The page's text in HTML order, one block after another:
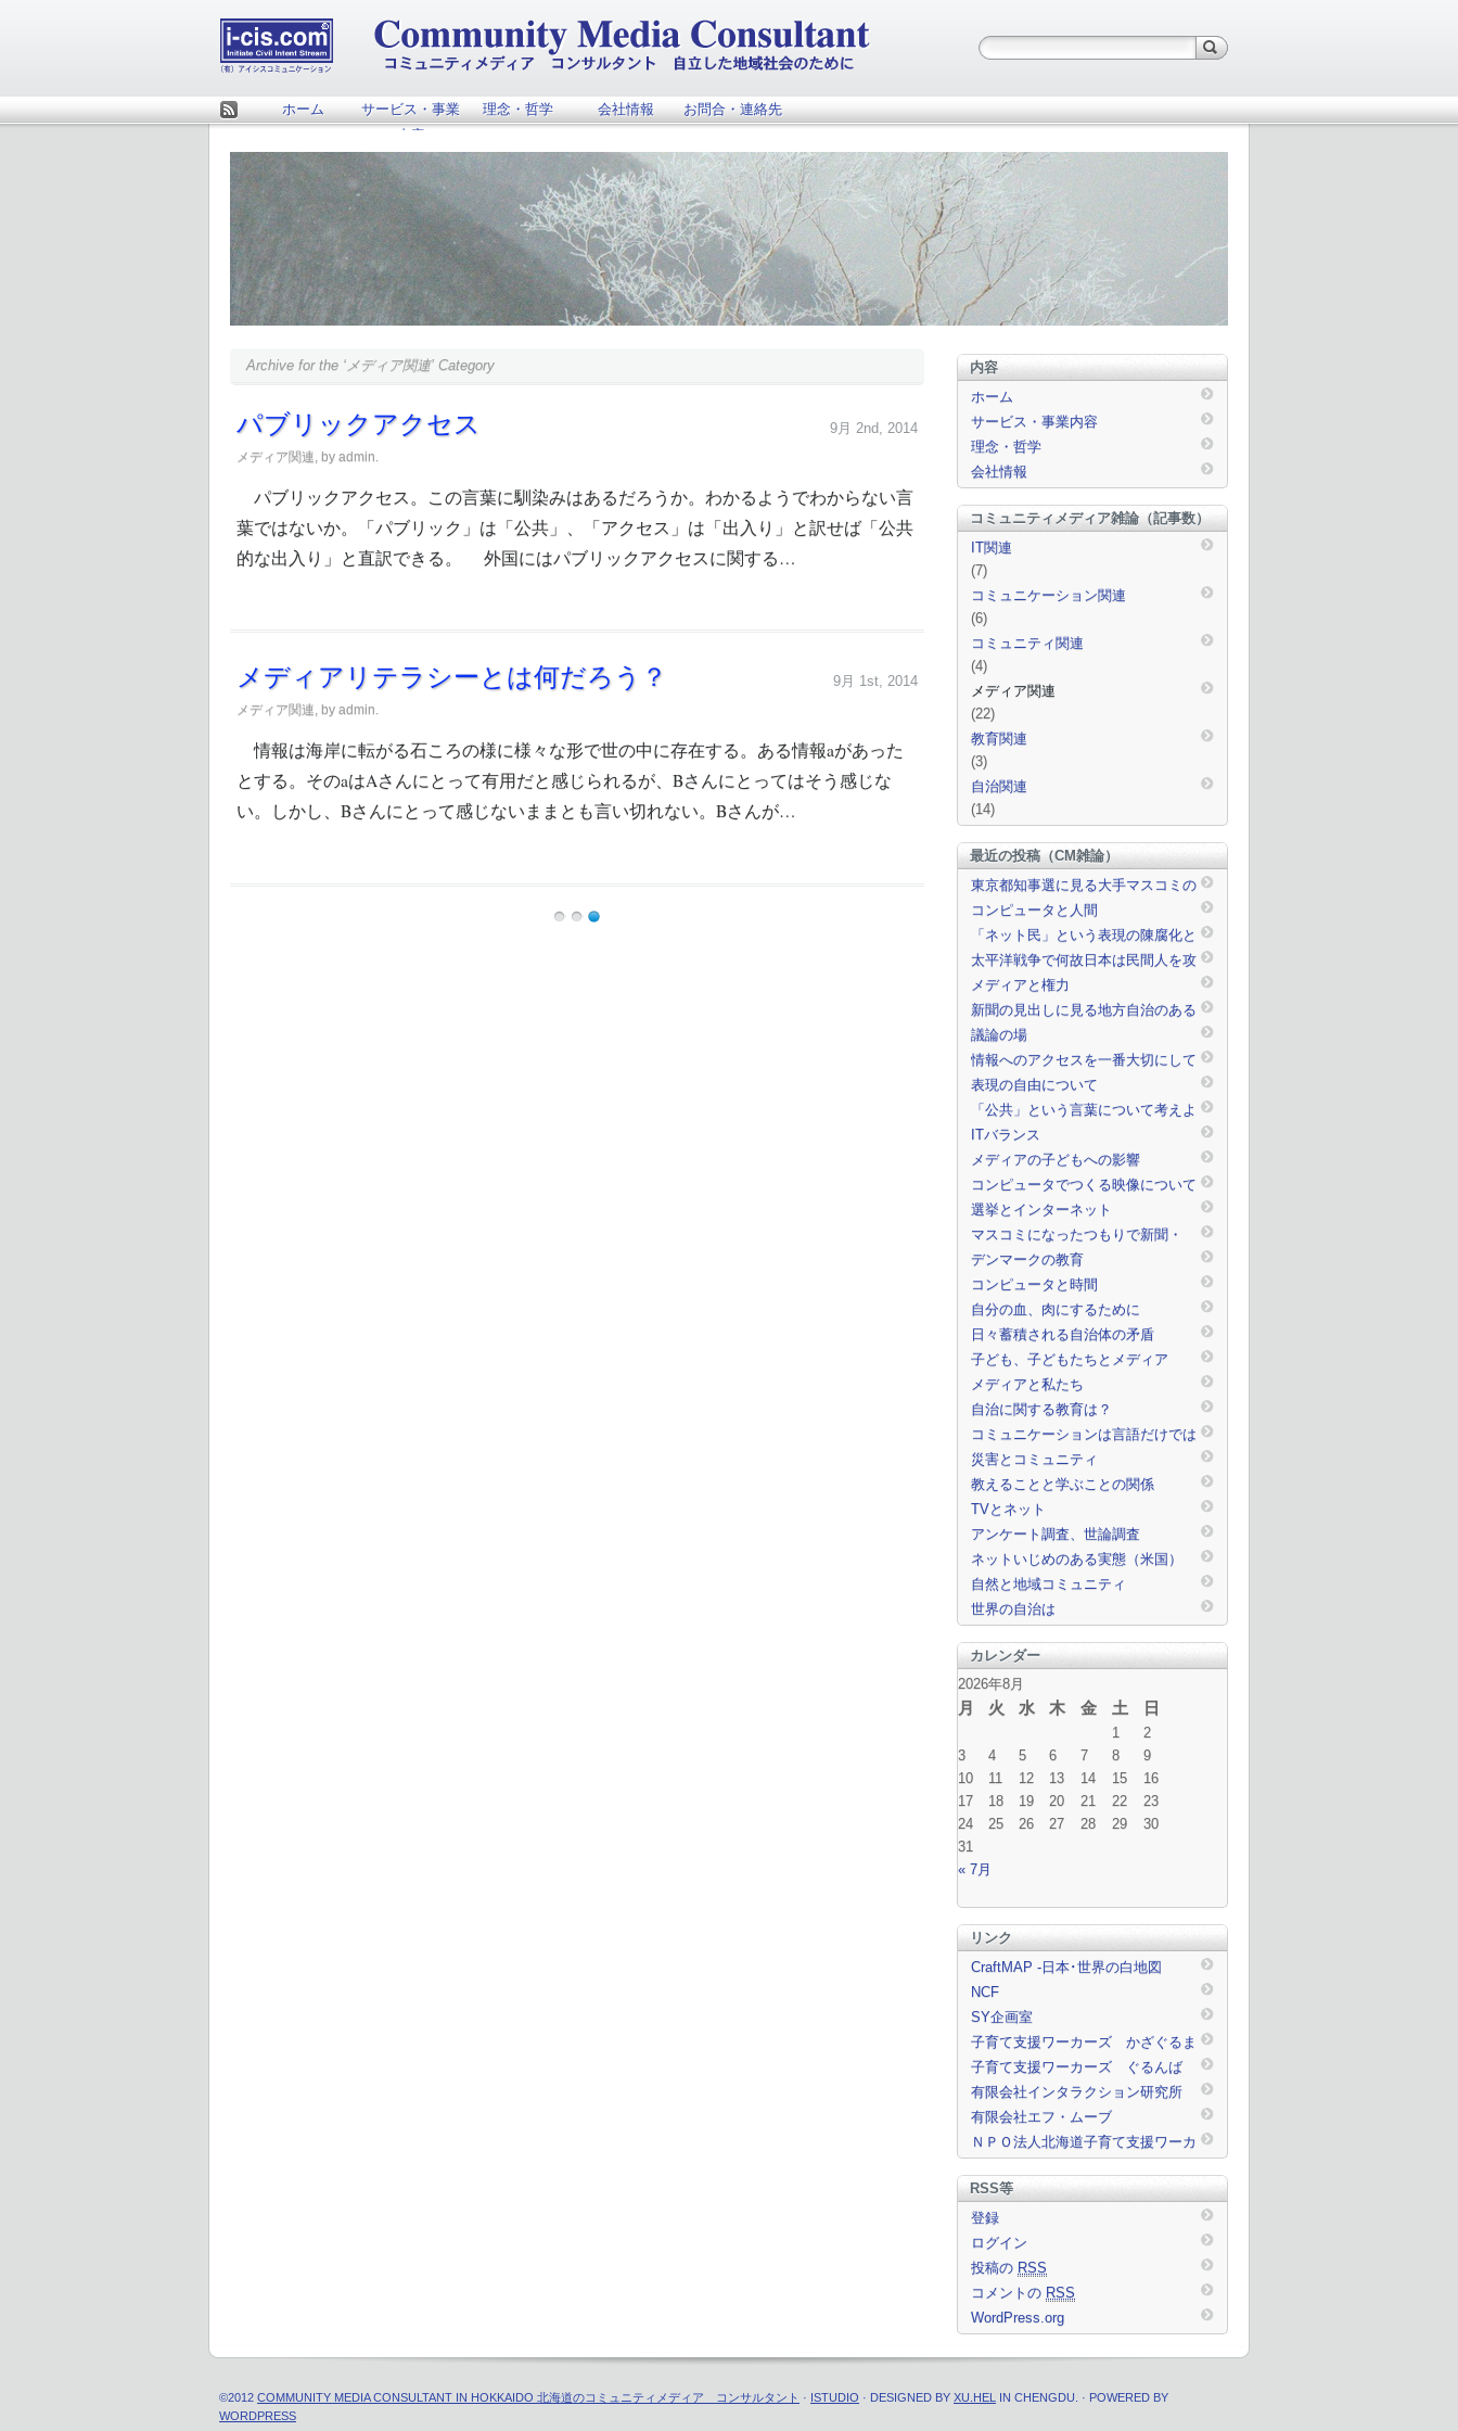
ホーム
サービス・事業
内容
理念・哲学 会社情報 お問合・連絡先
Archive for the ‘メディア関連’ Category
9月 2nd, 2014
パブリックアクセス
メディア関連, by admin.
パブリックアクセス。この言葉に馴染みはあるだろうか。わかるようでわからない言
葉ではないか。「パブリック」は「公共」、「アクセス」は「出入り」と訳せば「公共
的な出入り」と直訳できる。 外国にはパブリックアクセスに関する…
9月 1st, 2014
メディアリテラシーとは何だろう？
メディア関連, by admin.
情報は海岸に転がる石ころの様に様々な形で世の中に存在する。ある情報aがあった
とする。そのaはAさんにとって有用だと感じられるが、Bさんにとってはそう感じな
い。しかし、Bさんにとって感じないままとも言い切れない。Bさんが…
内容
ホーム
サービス・事業内容
理念・哲学
会社情報
コミュニティメディア雑論（記事数）
IT関連
(7)
コミュニケーション関連
(6)
コミュニティ関連
(4)
メディア関連
(22)
教育関連
(3)
自治関連
(14)
最近の投稿（CM雑論）
東京都知事選に見る大手マスコミの
対応
コンピュータと人間
「ネット民」という表現の陳腐化と
ニュースとネットの関係
太平洋戦争で何故日本は民間人を攻
撃されたのか。
メディアと権力
新聞の見出しに見る地方自治のある
一面
議論の場
情報へのアクセスを一番大切にして
ほしい
表現の自由について
「公共」という言葉について考えよ
う
ITバランス
メディアの子どもへの影響
コンピュータでつくる映像について
選挙とインターネット
マスコミになったつもりで新聞・
TVを読んで（見て、聞いて）みよ
う！
デンマークの教育
コンピュータと時間
自分の血、肉にするために
日々蓄積される自治体の矛盾
子ども、子どもたちとメディア
メディアと私たち
自治に関する教育は？
コミュニケーションは言語だけでは
ない
災害とコミュニティ
教えることと学ぶことの関係
TVとネット
アンケート調査、世論調査
ネットいじめのある実態（米国）
自然と地域コミュニティ
世界の自治は
カレンダー
2026年8月
月 火 水 木 金 土 日
« 7月
1
2
3
4 5 6 7 8
9
10
11 12 13 14 15
16
17
18 19 20 21 22
23
24
25 26 27 28 29
30
31
リンク
CraftMAP -日本･世界の白地図
NCF
SY企画室
子育て支援ワーカーズ かざぐるま
子育て支援ワーカーズ ぐるんば
有限会社インタラクション研究所
有限会社エフ・ムーブ
ＮＰＯ法人北海道子育て支援ワーカ
RSS等
登録
ログイン
投稿の RSS
コメントの RSS
WordPress.org
©2012 COMMUNITY MEDIA CONSULTANT IN HOKKAIDO 北海道のコミュニティメディア コンサルタント · ISTUDIO · DESIGNED BY XU.HEL
IN CHENGDU. · POWERED BY
WORDPRESS